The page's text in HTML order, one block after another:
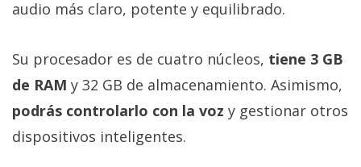
audio más claro, potente y equilibrado.
Su procesador es de cuatro núcleos, tiene 3 GB
de RAM y 32 GB de almacenamiento. Asimismo,
podrás controlarlo con la voz y gestionar otros
dispositivos inteligentes.